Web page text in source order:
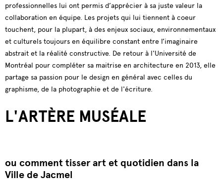
professionnelles lui ont permis d’apprécier à sa juste valeur la
collaboration en équipe. Les projets qui lui tiennent à coeur
touchent, pour la plupart, à des enjeux sociaux, environnementaux
et culturels toujours en équilibre constant entre l’imaginaire
abstrait et la réalité constructive. De retour à l'Université de
Montréal pour compléter sa maitrise en architecture en 2013, elle
partage sa passion pour le design en général avec celles du
graphisme, de la photographie et de l'écriture.
L'ARTÈRE MUSÉALE
ou comment tisser art et quotidien dans la
Ville de Jacmel